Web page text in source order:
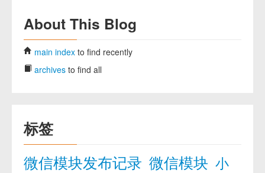
About This Blog
main index to find recently
archives to find all
标签
微信模块发布记录 微信模块 小